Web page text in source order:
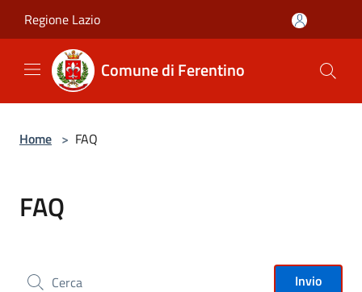
Regione Lazio
Comune di Ferentino
Home > FAQ
FAQ
Cerca nel sito Invio